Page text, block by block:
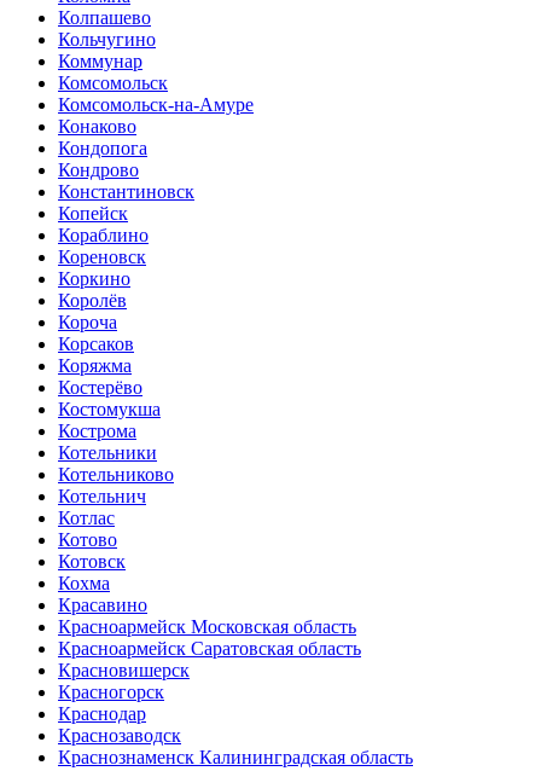
Колпашево
Кольчугино
Коммунар
Комсомольск
Комсомольск-на-Амуре
Конаково
Кондопога
Кондрово
Константиновск
Копейск
Кораблино
Кореновск
Коркино
Королёв
Короча
Корсаков
Коряжма
Костерёво
Костомукша
Кострома
Котельники
Котельниково
Котельнич
Котлас
Котово
Котовск
Кохма
Красавино
Красноармейск Московская область
Красноармейск Саратовская область
Красновишерск
Красногорск
Краснодар
Краснозаводск
Краснознаменск Калининградская область